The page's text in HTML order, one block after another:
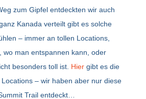
zum Gipfel entdeckten wir auch
Kanada verteilt gibt es solche
– immer an tollen Locations,
wo man entspannen kann, oder
besonders toll ist. Hier gibt es die
– wir haben aber nur diese
Trail entdeckt…